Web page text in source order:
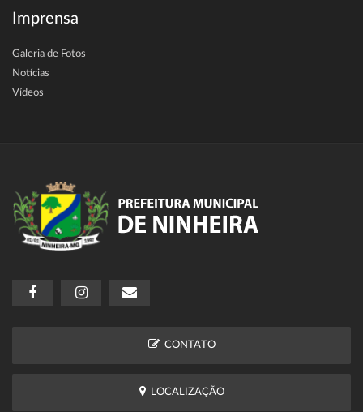
Imprensa
Galeria de Fotos
Notícias
Vídeos
CONTATO
LOCALIZAÇÃO